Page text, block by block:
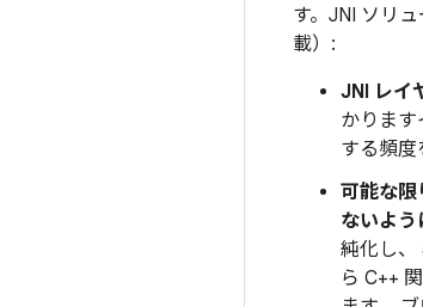
す。JNI ソリ
載）:
JNI レイ
かりま
する頻度
可能な限
ないよう
純化し、
ら C++